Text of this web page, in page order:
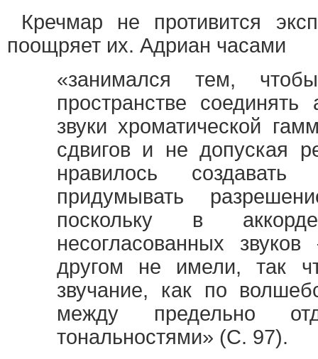
Кречмар не противится
поощряет их. Адриан часами
«занимался тем,
пространстве
звуки хроматической
сдвигов и не допуская
нравилось
придумывать
поскольку в
несогласованных
другом не имели, так
звучание, как по
между предельно
тональностями» (С. 97).